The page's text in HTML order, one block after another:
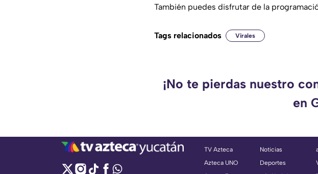
También puedes disfrutar de la
Tags relacionados Virales
¡No te pierdas nuestro
en
TV Azteca
Azteca UNO
Noticias
Deportes